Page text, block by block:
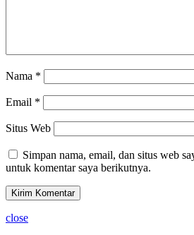
Nama *
Email *
Situs Web
Simpan nama, email, dan situs web
untuk komentar saya berikutnya.
close